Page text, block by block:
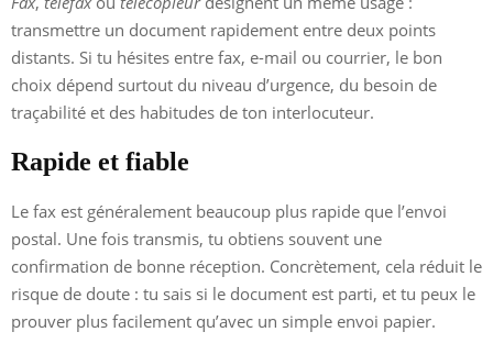
transmettre un document rapidement entre deux points
distants. Si tu hésites entre fax, e-mail ou courrier, le bon
choix dépend surtout du niveau d’urgence, du besoin de
traçabilité et des habitudes de ton interlocuteur.
Rapide et fiable
Le fax est généralement beaucoup plus rapide que l’envoi
postal. Une fois transmis, tu obtiens souvent une
confirmation de bonne réception. Concrètement, cela réduit le
risque de doute : tu sais si le document est parti, et tu peux le
prouver plus facilement qu’avec un simple envoi papier.